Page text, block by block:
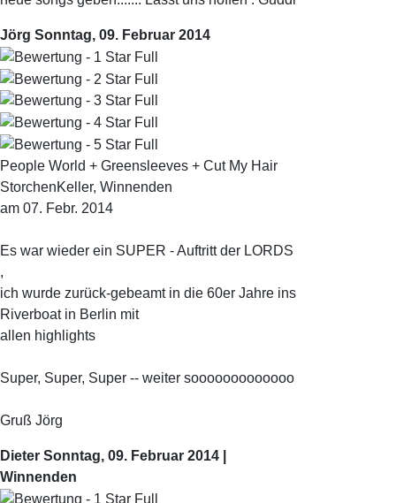
Jörg Sonntag, 09. Februar 2014
People World + Greensleeves + Cut My Hair
StorchenKeller, Winnenden
am 07. Febr. 2014
Es war wieder ein SUPER - Auftritt der LORDS
,
ich wurde zurück-gebeamt in die 60er Jahre ins
Riverboat in Berlin mit
allen highlights
Super, Super, Super -- weiter sooooooooooooo
Gruß Jörg
Dieter Sonntag, 09. Februar 2014 |
Winnenden